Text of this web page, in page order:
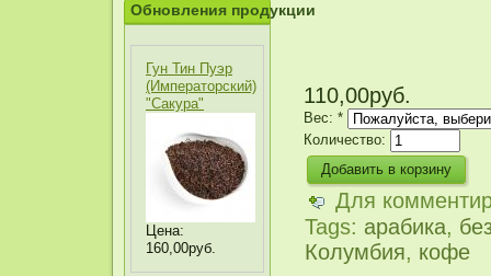
Обновления продукции
Гун Тин Пуэр
(Императорский)
"Сакура"
Цена:
160,00руб.
110,00руб.
Вес: *
Количество:
Для
Tags: арабика,
Колумбия, кофе